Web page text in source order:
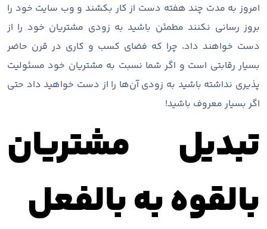
امروز به مدت چند هفته دست از کار بکشند و وب سایت خود را
بروز رسانی نکنند مطمئن باشید به زودی مشتریان خود را از
دست خواهند داد، چرا که فضای کسب و کاری در قرن حاضر
بسیار رقابتی است و اگر شما نسبت به مشتریان خود مسئولیت
پذیری نداشته باشید به زودی آن‌ها را از دست خواهید داد حتی
اگر بسیار معروف باشید!
تبدیل مشتریان
بالقوه به بالفعل